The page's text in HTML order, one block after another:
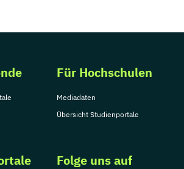
Für Hochschulen
Mediadaten
Übersicht Studienportale
Folge uns auf